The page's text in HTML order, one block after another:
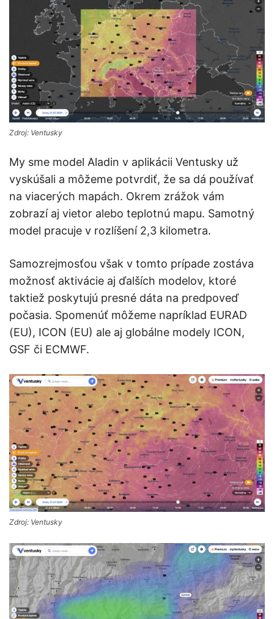
Zdroj: Ventusky
My sme model Aladin v aplikácii Ventusky už
vyskúšali a môžeme potvrdiť, že sa dá používať
na viacerých mapách. Okrem zrážok vám
zobrazí aj vietor alebo teplotnú mapu. Samotný
model pracuje v rozlíšení 2,3 kilometra.
Samozrejmosťou však v tomto prípade zostáva
možnosť aktivácie aj ďalších modelov, ktoré
taktiež poskytujú presné dáta na predpoveď
počasia. Spomenúť môžeme napríklad EURAD
(EU), ICON (EU) ale aj globálne modely ICON,
GSF či ECMWF.
Zdroj: Ventusky